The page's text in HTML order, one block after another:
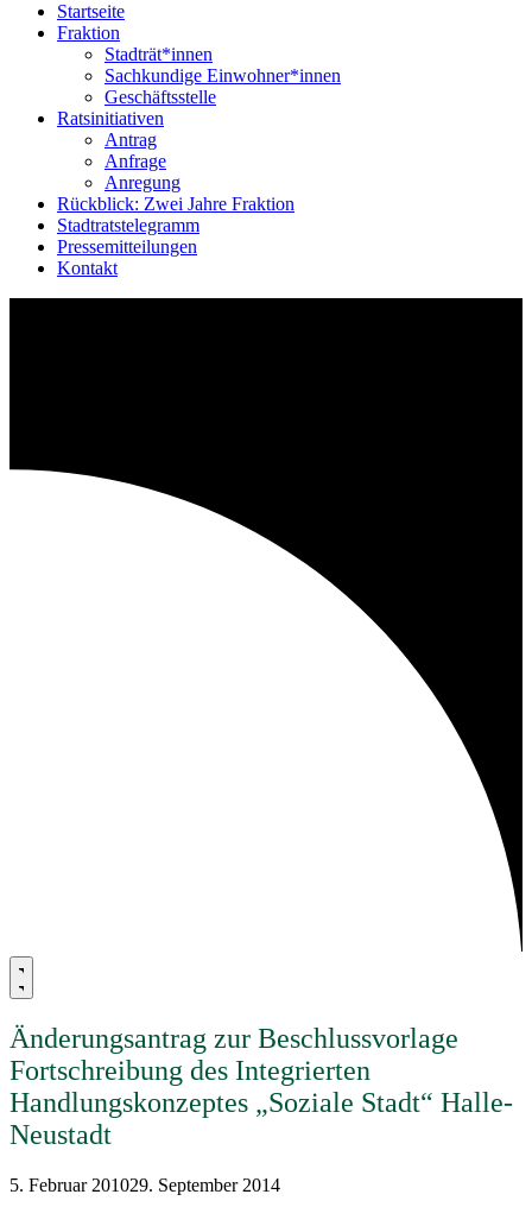
Startseite
Fraktion
Stadträt*innen
Sachkundige Einwohner*innen
Geschäftsstelle
Ratsinitiativen
Antrag
Anfrage
Anregung
Rückblick: Zwei Jahre Fraktion
Stadtratstelegramm
Pressemitteilungen
Kontakt
Änderungsantrag zur Beschlussvorlage
Fortschreibung des Integrierten
Handlungskonzeptes „Soziale Stadt“ Halle-
Neustadt
5. Februar 201029. September 2014